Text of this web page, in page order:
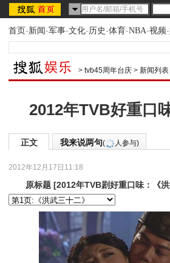
首页-新闻-军事-文化-历史-体育-NBA-视频-
> tvb45周年台庆 > 新闻列表
2012年TVB好重口
正文 我来说两句( 人参与)
2012年12月17日11:18
原标题 [2012年TVB剧好重口味：《